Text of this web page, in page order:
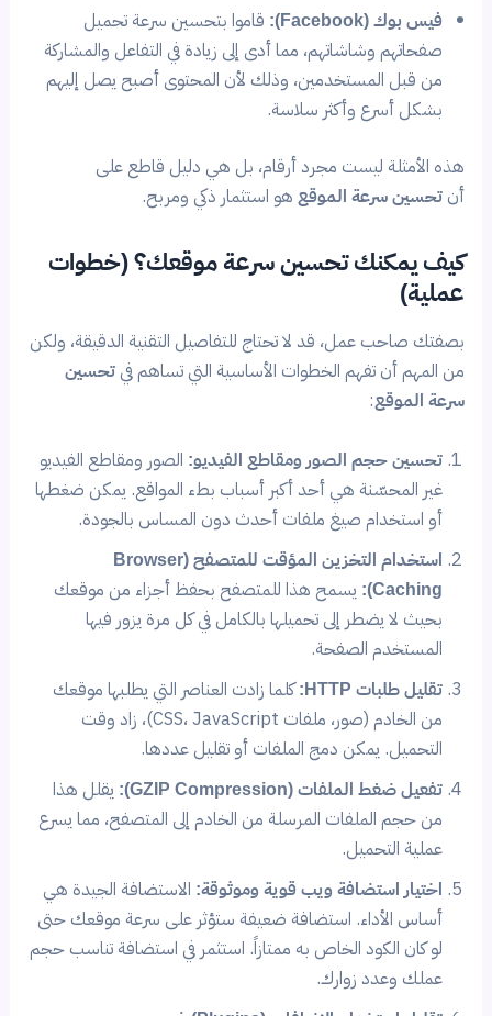
فيس بوك (Facebook):
قاموا بتحسين سرعة تحميل
صفحاتهم وشاشاتهم، مما أدى إلى زيادة في التفاعل والمشاركة
من قبل المستخدمين، وذلك لأن المحتوى أصبح يصل إليهم
بشكل أسرع وأكثر سلاسة.
هذه الأمثلة ليست مجرد أرقام، بل هي دليل قاطع على
أنتحسين سرعة الموقع هو استثمار ذكي ومربح.
كيف يمكنك تحسين سرعة موقعك؟ (خطوات
عملية)
بصفتك صاحب عمل، قد لا تحتاج للتفاصيل التقنية الدقيقة، ولكن
من المهم أن تفهم الخطوات الأساسية التي تساهم فيتحسين
سرعة الموقع:
تحسين حجم الصور ومقاطع الفيديو: الصور ومقاطع الفيديو
غير المحسّنة هي أحد أكبر أسباب بطء المواقع. يمكن ضغطها
أو استخدام صيغ ملفات أحدث دون المساس بالجودة.
استخدام التخزين المؤقت للمتصفح (Browser
Caching): يسمح هذا للمتصفح بحفظ أجزاء من موقعك
بحيث لا يضطر إلى تحميلها بالكامل في كل مرة يزور فيها
المستخدم الصفحة.
تقليل طلبات HTTP:
كلما زادت العناصر التي يطلبها موقعك
من الخادم (صور، ملفات CSS، JavaScript)، زاد وقت
التحميل. يمكن دمج الملفات أو تقليل عددها.
تفعيل ضغط الملفات (GZIP Compression):
يقلل هذا
من حجم الملفات المرسلة من الخادم إلى المتصفح، مما يسرع
عملية التحميل.
اختيار استضافة ويب قوية وموثوقة: الاستضافة الجيدة هي
أساس الأداء. استضافة ضعيفة ستؤثر على سرعة موقعك حتى
لو كان الكود الخاص به ممتازاً. استثمر في استضافة تناسب حجم
عملك وعدد زوارك.